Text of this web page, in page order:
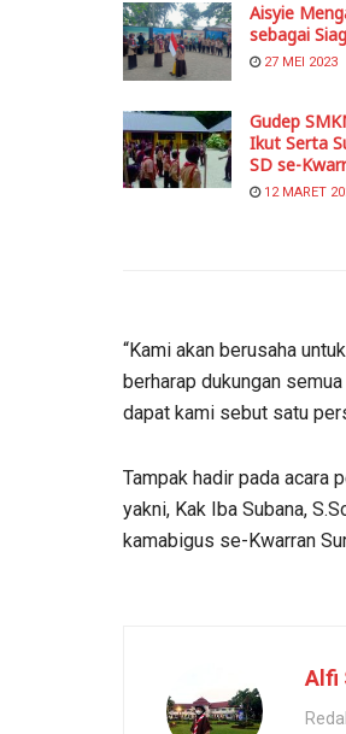
Aisyie
sebagai
27 MEI 2023
Gudep
Ikut Serta
SD se-
12 MARET
“Kami akan berusaha
berharap dukungan
dapat kami sebut satu
Tampak hadir pada acara
yakni, Kak Iba Subana,
kamabigus se-Kwarran
Alfi